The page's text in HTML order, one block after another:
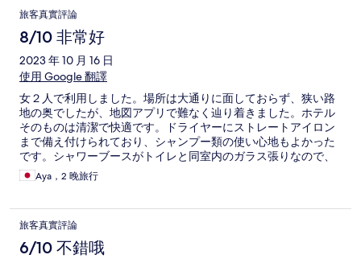
旅客真實評論
8/10 非常好
2023 年 10 月 16 日
使用 Google 翻譯
女２人で利用しました。場所は大通りに面しておらず、狭い路
地の奥でしたが、地図アプリで難なく辿り着きました。ホテル
そのものは清潔で快適です。ドライヤーにストレートアイロン
まで備え付けられており、シャンプー類の使い心地もよかった
です。シャワーブースがトイレと同室内のガラス張りなので、
シャワー中はトイレに入れません。無料のドリンク類が嬉しか
ったです。
Aya，2 晚旅行
旅客真實評論
6/10 不錯哦